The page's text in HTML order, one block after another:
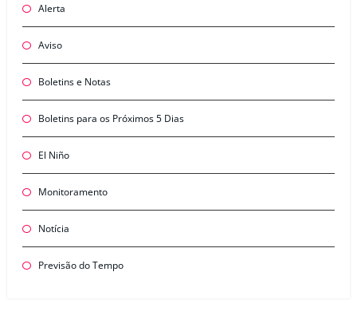
Alerta
Aviso
Boletins e Notas
Boletins para os Próximos 5 Dias
El Niño
Monitoramento
Notícia
Previsão do Tempo